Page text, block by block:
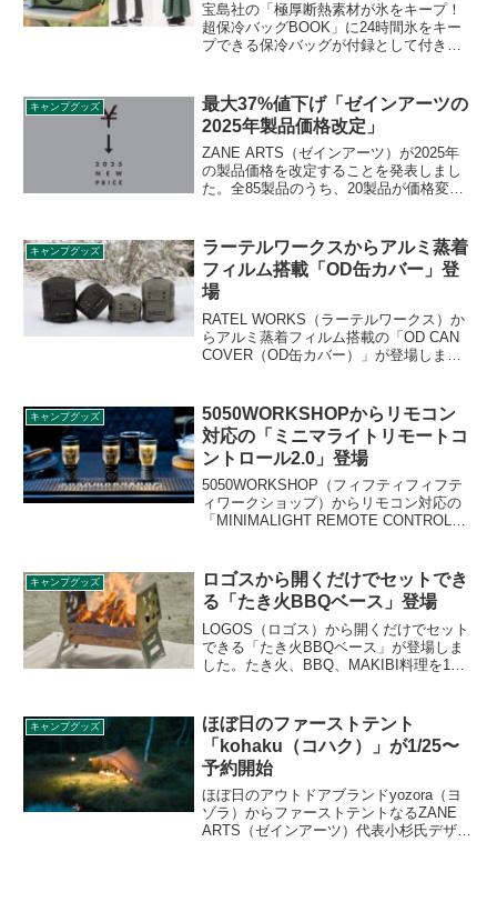
宝島社の「極厚断熱素材が氷をキープ！
超保冷バッグBOOK」に24時間氷をキー
プできる保冷バッグが付録として付きま
再登場です。詳細をレビューします。
キャンプグッズ
最大37%値下げ「ゼインアーツの
2025年製品価格改定」
ZANE ARTS（ゼインアーツ）が2025年
の製品価格を改定することを発表しまし
た。全85製品のうち、20製品が価格変更
ます。詳細をレビューします。
キャンプグッズ
ラーテルワークスからアルミ蒸着
フィルム搭載「OD缶カバー」登
場
RATEL WORKS（ラーテルワークス）か
らアルミ蒸着フィルム搭載の「OD CAN
COVER（OD缶カバー）」が登場しまし
り、冬場や標高の高いキャンプ地でもガ
ス缶の温度低下を抑えることができま
す。詳細をレビューします。
キャンプグッズ
5050WORKSHOPからリモコン
対応の「ミニマライトリモートコ
ントロール2.0」登場
5050WORKSHOP（フィフティフィフテ
ィワークショップ）からリモコン対応の
「MINIMALIGHT REMOTE CONTROL
トがリモコン対応になり、遠隔操作でき
るようになりました。詳細をレビューし
ます。
キャンプグッズ
ロゴスから開くだけでセットでき
る「たき火BBQベース」登場
LOGOS（ロゴス）から開くだけでセット
できる「たき火BBQベース」が登場しま
した。たき火、BBQ、MAKIBI料理を1台
ち運びも簡単です。詳細をレビューしま
す。
キャンプグッズ
ほぼ日のファーストテント
「kohaku（コハク）」が1/25〜
予約開始
ほぼ日のアウトドアブランドyozora（ヨ
ゾラ）からファーストテントなるZANE
ARTS（ゼインアーツ）代表小杉氏デザイ